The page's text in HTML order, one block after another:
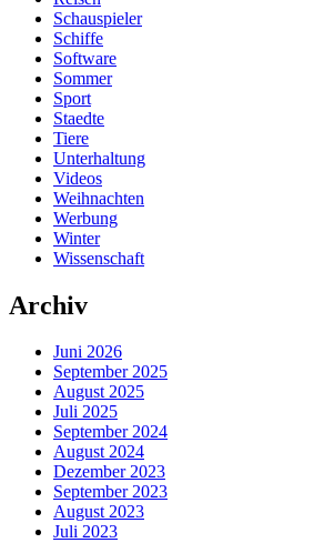
Schauspieler
Schiffe
Software
Sommer
Sport
Staedte
Tiere
Unterhaltung
Videos
Weihnachten
Werbung
Winter
Wissenschaft
Archiv
Juni 2026
September 2025
August 2025
Juli 2025
September 2024
August 2024
Dezember 2023
September 2023
August 2023
Juli 2023